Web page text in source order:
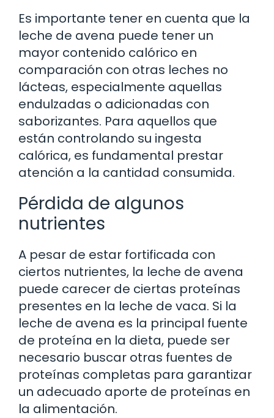
Es importante tener en cuenta que la
leche de avena puede tener un
mayor contenido calórico en
comparación con otras leches no
lácteas, especialmente aquellas
endulzadas o adicionadas con
saborizantes. Para aquellos que
están controlando su ingesta
calórica, es fundamental prestar
atención a la cantidad consumida.
Pérdida de algunos
nutrientes
A pesar de estar fortificada con
ciertos nutrientes, la leche de avena
puede carecer de ciertas proteínas
presentes en la leche de vaca. Si la
leche de avena es la principal fuente
de proteína en la dieta, puede ser
necesario buscar otras fuentes de
proteínas completas para garantizar
un adecuado aporte de proteínas en
la alimentación.